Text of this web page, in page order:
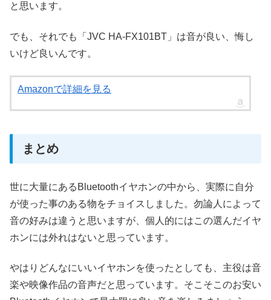
と思います。
でも、それでも「JVC HA-FX101BT」は音が良い、悔し
いけど良いんです。
Amazonで詳細を見る
まとめ
世に大量にあるBluetoothイヤホンの中から、実際に自分
が使った事のある物をチョイスしました。勿論人によって
音の好みは違うと思いますが、個人的にはこの選んだイヤ
ホンには外れはないと思っています。
やはりどんなにいいイヤホンを使ったとしても、主役は音
楽や映像作品の音声だと思っています。そこそこのお安い